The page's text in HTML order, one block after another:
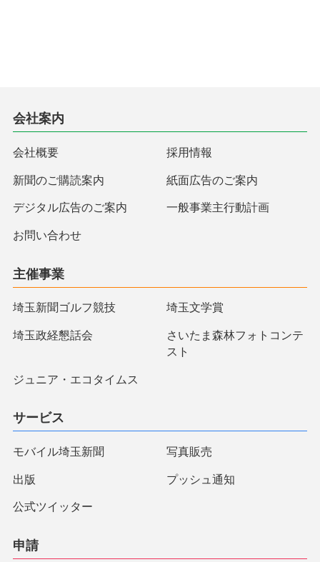
会社案内
会社概要 採用情報
新聞のご購読案内 紙面広告のご案内
デジタル広告のご案内 一般事業主行動計画
お問い合わせ
主催事業
埼玉新聞ゴルフ競技 埼玉文学賞
埼玉政経懇話会
さいたま森林フォトコンテ
スト
ジュニア・エコタイムス
サービス
モバイル埼玉新聞 写真販売
出版 プッシュ通知
公式ツイッター
申請